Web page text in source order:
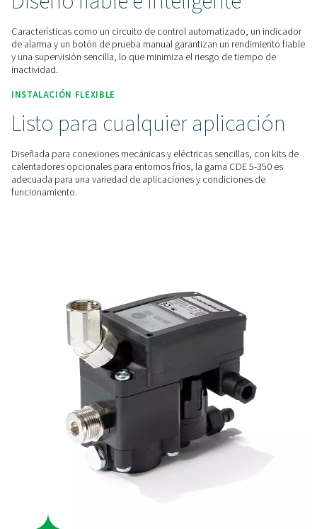
EFICIENCIA ENERGÉTICA
Eliminación eficiente del
condensado.
Al eliminar el condensado sin desperdiciar aire
de pérdida cero CDE 5-350 mejoran significativamente el
energético, reduciendo los costes operativos.
RENDIMIENTO FIABLE
inactividad.
INSTALACIÓN FLEXIBLE
Listo para cualquier
Diseñada para conexiones mecánicas y eléctricas
calentadores opcionales para entornos fríos, la gama CDE
adecuada para una variedad de aplicaciones y
funcionamiento.